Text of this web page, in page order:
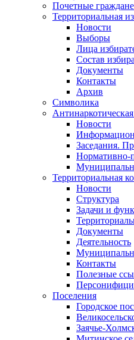
Почетные
Территориальная
Новости
Выборы
Лица
Состав
Документы
Контакты
Архив
Символика
Новости
Заседания.
Нормативно-
Территориальная
Новости
Структура
Задачи и
Документы
Деятельность
Контакты
Полезные
Поселения
Городское
Заячье-